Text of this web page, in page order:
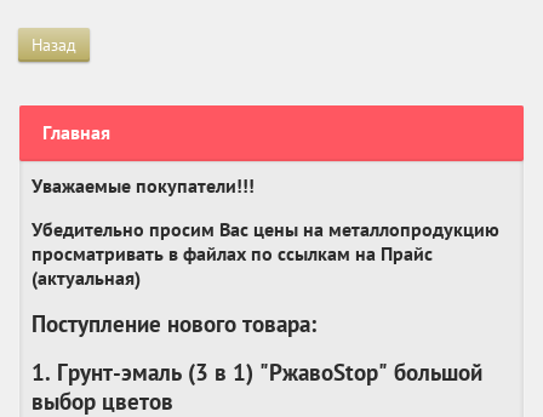
Главная
Уважаемые покупатели!!!
Убедительно просим Вас цены на металлопродукцию
просматривать в файлах по ссылкам на Прайс
(актуальная)
Поступление нового товара:
1. Грунт-эмаль (3 в 1) "РжавоStop" большой
выбор цветов
Назад